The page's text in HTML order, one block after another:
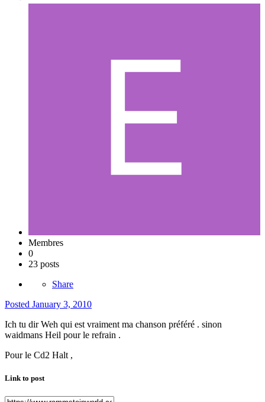
Membres
0
23 posts
Share
Posted January 3, 2010
Ich tu dir Weh qui est vraiment ma chanson préféré . sinon
waidmans Heil pour le refrain .
Pour le Cd2 Halt ,
Link to post